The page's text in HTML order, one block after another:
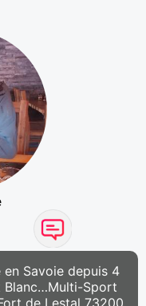
Savoie depuis 4
Blanc…Multi-Sport
de Lestal 73200